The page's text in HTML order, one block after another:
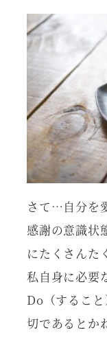
さて…自分を
感謝の意識状
にたくさんた
私自身に必要
Do（するこ
切であるとか